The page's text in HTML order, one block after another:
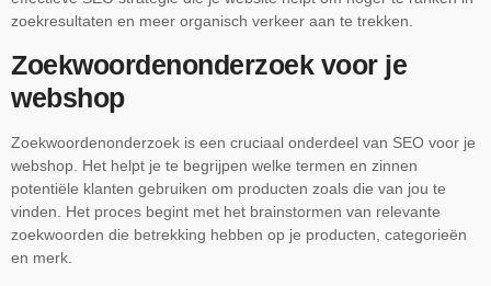
zoekresultaten en meer organisch verkeer aan te trekken.
Zoekwoordenonderzoek voor je
webshop
Zoekwoordenonderzoek is een cruciaal onderdeel van SEO voor je
webshop. Het helpt je te begrijpen welke termen en zinnen
potentiële klanten gebruiken om producten zoals die van jou te
vinden. Het proces begint met het brainstormen van relevante
zoekwoorden die betrekking hebben op je producten, categorieën
en merk.